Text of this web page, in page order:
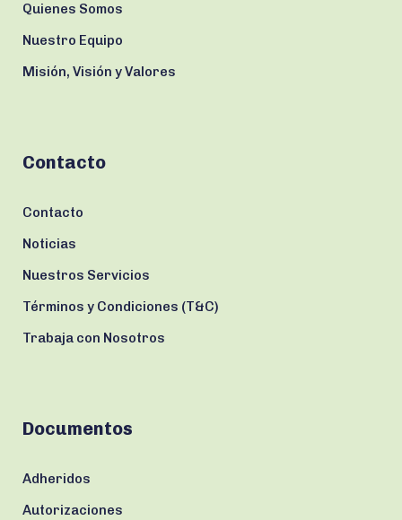
Quienes Somos
Nuestro Equipo
Misión, Visión y Valores
Contacto
Contacto
Noticias
Nuestros Servicios
Términos y Condiciones (T&C)
Trabaja con Nosotros
Documentos
Adheridos
Autorizaciones